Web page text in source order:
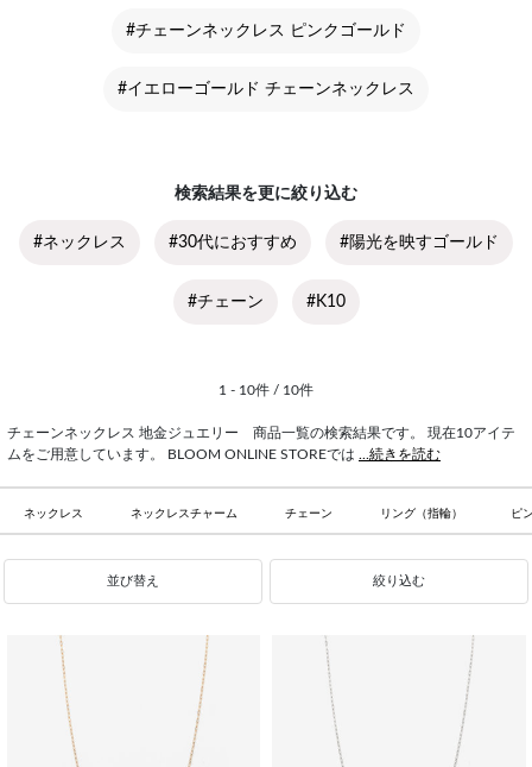
#チェーンネックレス ピンクゴールド
#イエローゴールド チェーンネックレス
検索結果を更に絞り込む
#ネックレス #30代におすすめ #陽光を映すゴールド
#チェーン #K10
1 - 10件 / 10件
チェーンネックレス 地金ジュエリー 商品一覧の検索結果です。 現在10アイテ
ムをご用意しています。 BLOOM ONLINE STOREでは ...続きを読む
ネックレス ネックレスチャーム チェーン リング（指輪） ピ
並び替え 絞り込む